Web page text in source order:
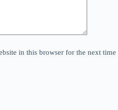
in this browser for the next